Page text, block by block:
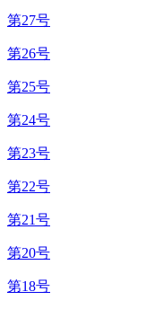
第27号
第26号
第25号
第24号
第23号
第22号
第21号
第20号
第18号